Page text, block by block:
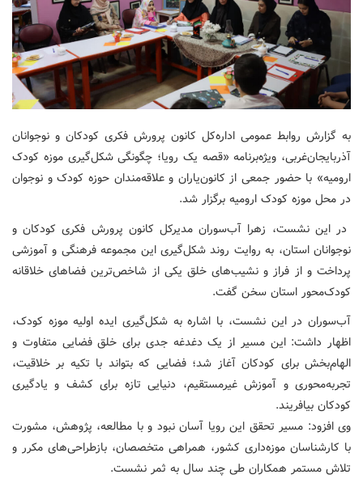
به گزارش روابط عمومی اداره‌کل کانون پرورش فکری کودکان و نوجوانان
آذربایجان‌غربی، ویژه‌برنامه «قصه یک رویا؛ چگونگی شکل‌گیری موزه کودک
ارومیه» با حضور جمعی از کانون‌یاران و علاقه‌مندان حوزه کودک و نوجوان
در محل موزه کودک ارومیه برگزار شد.
در این نشست، زهرا آب‌سوران مدیرکل کانون پرورش فکری کودکان و
نوجوانان استان، به روایت روند شکل‌گیری این مجموعه فرهنگی و آموزشی
پرداخت و از فراز و نشیب‌های خلق یکی از شاخص‌ترین فضاهای خلاقانه
کودک‌محور استان سخن گفت.
آب‌سوران در این نشست، با اشاره به شکل‌گیری ایده اولیه موزه کودک،
اظهار داشت: این مسیر از یک دغدغه جدی برای خلق فضایی متفاوت و
الهام‌بخش برای کودکان آغاز شد؛ فضایی که بتواند با تکیه بر خلاقیت،
تجربه‌محوری و آموزش غیرمستقیم، دنیایی تازه برای کشف و یادگیری
کودکان بیافریند.
وی افزود: مسیر تحقق این رویا آسان نبود و با مطالعه، پژوهش، مشورت
با کارشناسان موزه‌داری کشور، همراهی متخصصان، بازطراحی‌های مکرر و
تلاش مستمر همکاران طی چند سال به ثمر نشست.